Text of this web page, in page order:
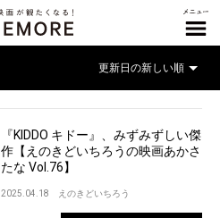
『KIDDO キドー』、みずみずしい傑
作【えのきどいちろうの映画あかさ
たな Vol.76】
2025.04.18 えのきどいちろう